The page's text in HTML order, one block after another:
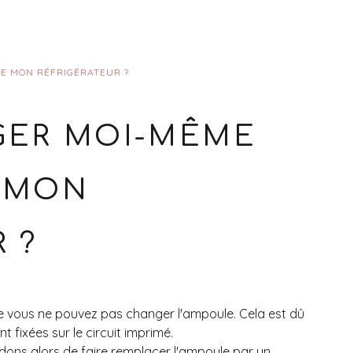
MON RÉFRIGÉRATEUR ?
MOI-MÊME
?
vous ne pouvez pas changer l'ampoule. Cela est dû
fixées sur le circuit imprimé.